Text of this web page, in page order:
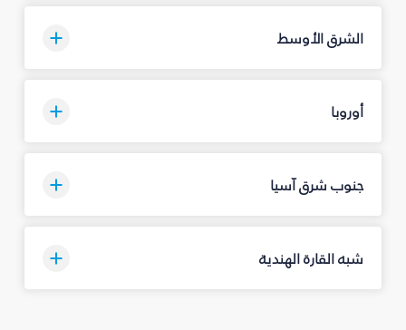
الشرق الأوسط
أوروبا
جنوب شرق آسيا
شبه القارة الهندية